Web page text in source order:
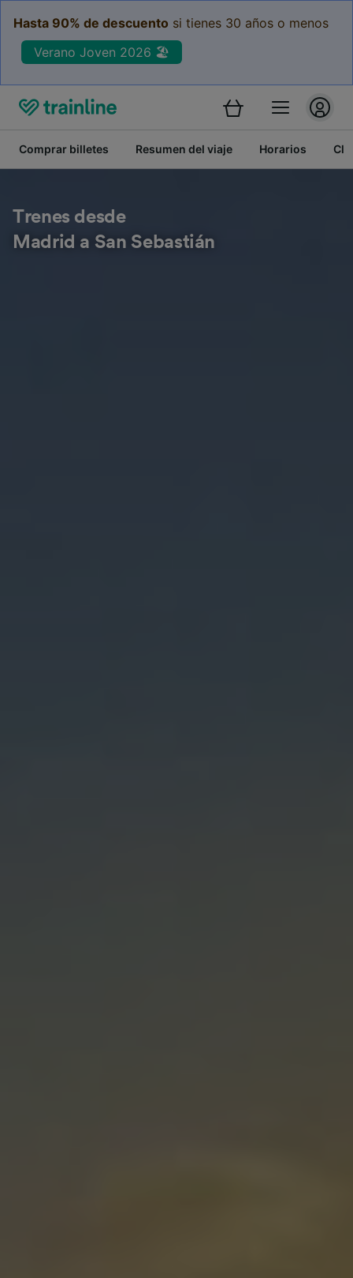
Hasta 90% de descuento si tienes 30 años o menos
Verano Joven 2026 🏖️
Comprar billetes Resumen del viaje Horarios
Trenes desde
Madrid a San Sebastián